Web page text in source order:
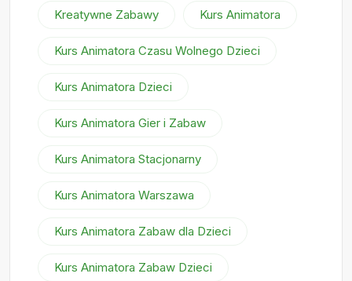
Kreatywne Zabawy Kurs Animatora
Kurs Animatora Czasu Wolnego Dzieci
Kurs Animatora Dzieci
Kurs Animatora Gier i Zabaw
Kurs Animatora Stacjonarny
Kurs Animatora Warszawa
Kurs Animatora Zabaw dla Dzieci
Kurs Animatora Zabaw Dzieci